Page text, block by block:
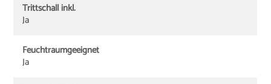
Trittschall inkl.
Ja
Feuchtraumgeeignet
Ja